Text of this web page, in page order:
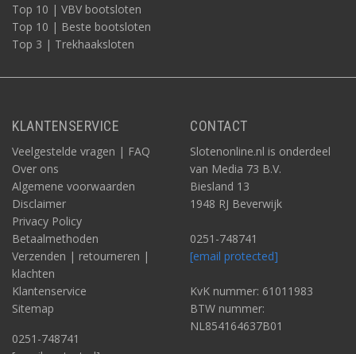
Top 10 | VBV bootsloten
Top 10 | Beste bootsloten
Top 3 | Trekhaaksloten
KLANTENSERVICE
Veelgestelde vragen | FAQ
Over ons
Algemene voorwaarden
Disclaimer
Privacy Policy
Betaalmethoden
Verzenden | retourneren |
klachten
Klantenservice
Sitemap
0251-748741
CONTACT
Slotenonline.nl is onderdeel
van Media 73 B.V.
Biesland 13
1948 RJ Beverwijk
0251-748741
[email protected]
KvK nummer: 61011983
BTW nummer:
NL854164637B01